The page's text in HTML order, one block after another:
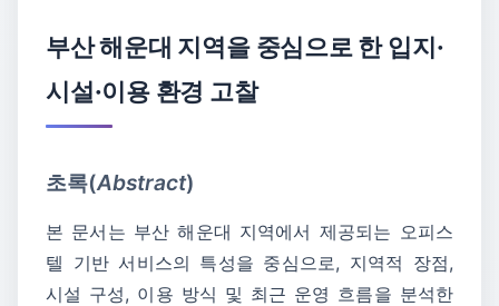
부산 해운대 지역을 중심으로 한 입지·
시설·이용 환경 고찰
초록(Abstract)
본 문서는 부산 해운대 지역에서 제공되는 오피스
텔 기반 서비스의 특성을 중심으로, 지역적 장점,
시설 구성, 이용 방식 및 최근 운영 흐름을 분석한